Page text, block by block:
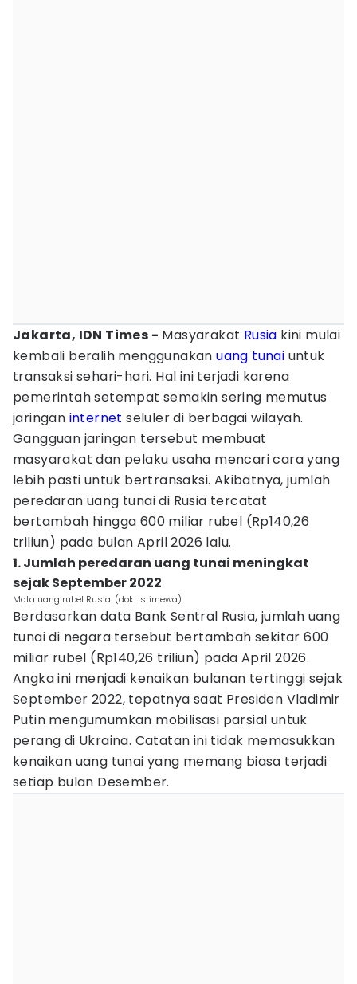
Jakarta, IDN Times - Masyarakat Rusia kini mulai
kembali beralih menggunakanuang tunai untuk
transaksi sehari-hari. Hal ini terjadi karena
pemerintah setempat semakin sering memutus
jaringan internet seluler di berbagai wilayah.
Gangguan jaringan tersebut membuat
masyarakat dan pelaku usaha mencari cara yang
lebih pasti untuk bertransaksi. Akibatnya, jumlah
peredaran uang tunai di Rusia tercatat
bertambah hingga 600 miliar rubel (Rp140,26
triliun) pada bulan April 2026 lalu.
1. Jumlah peredaran uang tunai meningkat
sejak September 2022
Mata uang rubel Rusia. (dok. Istimewa)
Berdasarkan data Bank Sentral Rusia, jumlah uang
tunai di negara tersebut bertambah sekitar 600
miliar rubel (Rp140,26 triliun) pada April 2026.
Angka ini menjadi kenaikan bulanan tertinggi sejak
September 2022, tepatnya saat Presiden Vladimir
Putin mengumumkan mobilisasi parsial untuk
perang di Ukraina. Catatan ini tidak memasukkan
kenaikan uang tunai yang memang biasa terjadi
setiap bulan Desember.